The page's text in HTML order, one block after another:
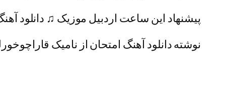
پیشنهاد این ساعت اردبیل موزیک ♫ دانلود
نوشته دانلود آهنگ امتحان از نامیک